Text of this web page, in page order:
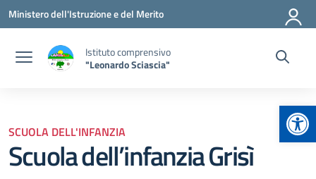
Vai ai contenuti
Vai al menu di navigazione
Vai al footer
Ministero dell'Istruzione e del Merito
Istituto comprensivo
"Leonardo Sciascia"
SCUOLA DELL'INFANZIA
Scuola dell’infanzia Grisì